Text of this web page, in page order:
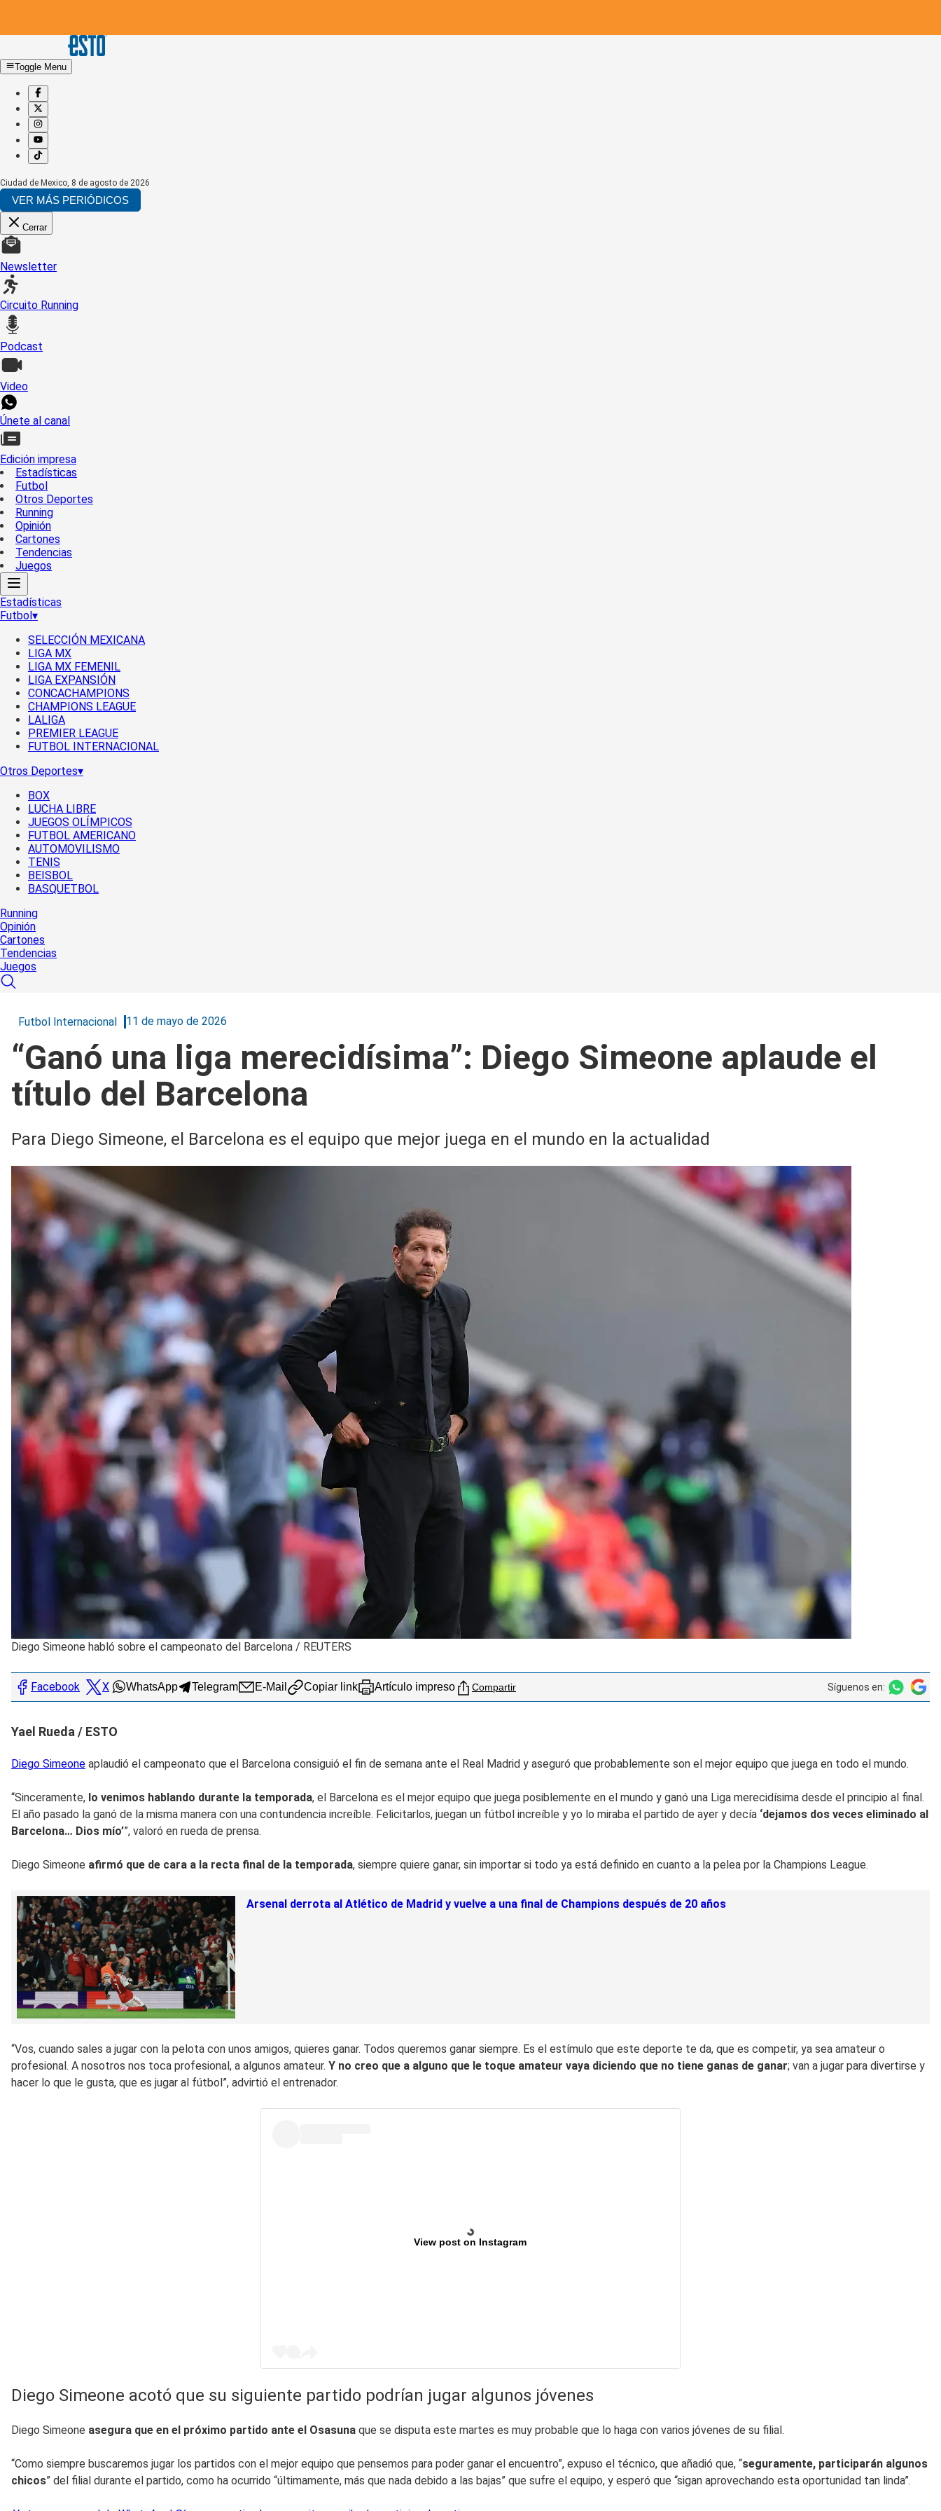
Toggle Menu
Ciudad de Mexico, 8 de agosto de 2026
VER MÁS PERIÓDICOS
Cerrar
Newsletter
Circuito Running
Podcast
Video
Únete al canal
Edición impresa
Estadísticas
Futbol
Otros Deportes
Running
Opinión
Cartones
Tendencias
Juegos
Estadísticas
Futbol▾
SELECCIÓN MEXICANA
LIGA MX
LIGA MX FEMENIL
LIGA EXPANSIÓN
CONCACHAMPIONS
CHAMPIONS LEAGUE
LALIGA
PREMIER LEAGUE
FUTBOL INTERNACIONAL
Otros Deportes▾
BOX
LUCHA LIBRE
JUEGOS OLÍMPICOS
FUTBOL AMERICANO
AUTOMOVILISMO
TENIS
BEISBOL
BASQUETBOL
Running
Opinión
Cartones
Tendencias
Juegos
Futbol Internacional 11 de mayo de 2026
“Ganó una liga merecidísima”: Diego Simeone aplaude el
título del Barcelona
Para Diego Simeone, el Barcelona es el equipo que mejor juega en el mundo en la actualidad
Diego Simeone habló sobre el campeonato del Barcelona / REUTERS
Facebook X WhatsApp Telegram E-Mail Copiar link Artículo impreso Compartir Síguenos en:
Yael Rueda / ESTO
Diego Simeone aplaudió el campeonato que el Barcelona consiguió el fin de semana ante el Real Madrid y aseguró que probablemente son el mejor equipo que juega en todo el mundo.
“Sinceramente, lo venimos hablando durante la temporada, el Barcelona es el mejor equipo que juega posiblemente en el mundo y ganó una Liga merecidísima desde el principio al final.
El año pasado la ganó de la misma manera con una contundencia increíble. Felicitarlos, juegan un fútbol increíble y yo lo miraba el partido de ayer y decía ‘dejamos dos veces eliminado al
Barcelona… Dios mío’”, valoró en rueda de prensa.
Diego Simeone afirmó que de cara a la recta final de la temporada, siempre quiere ganar, sin importar si todo ya está definido en cuanto a la pelea por la Champions League.
Arsenal derrota al Atlético de Madrid y vuelve a una final de Champions después de 20 años
“Vos, cuando sales a jugar con la pelota con unos amigos, quieres ganar. Todos queremos ganar siempre. Es el estímulo que este deporte te da, que es competir, ya sea amateur o
profesional. A nosotros nos toca profesional, a algunos amateur. Y no creo que a alguno que le toque amateur vaya diciendo que no tiene ganas de ganar; van a jugar para divertirse y
hacer lo que le gusta, que es jugar al fútbol”, advirtió el entrenador.
View post on Instagram
Diego Simeone acotó que su siguiente partido podrían jugar algunos jóvenes
Diego Simeone asegura que en el próximo partido ante el Osasuna que se disputa este martes es muy probable que lo haga con varios jóvenes de su filial.
“Como siempre buscaremos jugar los partidos con el mejor equipo que pensemos para poder ganar el encuentro”, expuso el técnico, que añadió que, “seguramente, participarán algunos
chicos” del filial durante el partido, como ha ocurrido “últimamente, más que nada debido a las bajas” que sufre el equipo, y esperó que “sigan aprovechando esta oportunidad tan linda”.